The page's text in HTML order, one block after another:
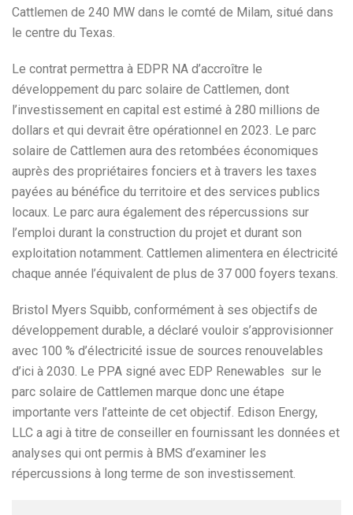
Cattlemen de 240 MW dans le comté de Milam, situé dans
le centre du Texas.
Le contrat permettra à EDPR NA d’accroître le
développement du parc solaire de Cattlemen, dont
l’investissement en capital est estimé à 280 millions de
dollars et qui devrait être opérationnel en 2023. Le parc
solaire de Cattlemen aura des retombées économiques
auprès des propriétaires fonciers et à travers les taxes
payées au bénéfice du territoire et des services publics
locaux. Le parc aura également des répercussions sur
l’emploi durant la construction du projet et durant son
exploitation notamment. Cattlemen alimentera en électricité
chaque année l’équivalent de plus de 37 000 foyers texans.
Bristol Myers Squibb, conformément à ses objectifs de
développement durable, a déclaré vouloir s’approvisionner
avec 100 % d’électricité issue de sources renouvelables
d’ici à 2030. Le PPA signé avec EDP Renewables sur le
parc solaire de Cattlemen marque donc une étape
importante vers l’atteinte de cet objectif. Edison Energy,
LLC a agi à titre de conseiller en fournissant les données et
analyses qui ont permis à BMS d’examiner les
répercussions à long terme de son investissement.